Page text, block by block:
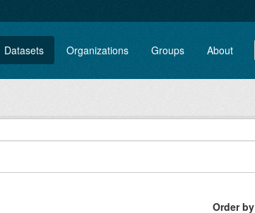
Datasets Organizations Groups About
Order by